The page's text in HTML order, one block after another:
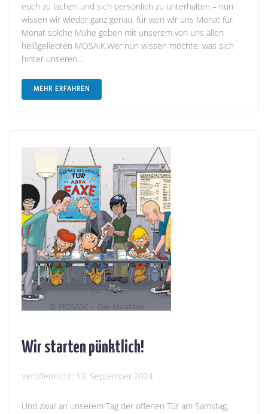
euch zu lachen und sich persönlich zu unterhalten – nun
wissen wir wieder ganz genau, für wen wir uns Monat für
Monat solche Mühe geben mit unserem von uns allen
heißgeliebten MOSAIK.Wer nun wissen möchte, was sich
hinter unseren...
MEHR ERFAHREN
Wir starten pünktlich!
Veröffentlicht: 13. September 2024
Und zwar an unserem Tag der offenen Tür am Samstag.